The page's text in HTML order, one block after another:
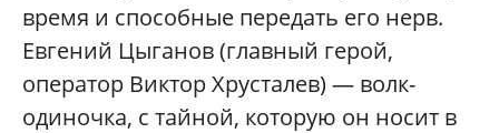
время и способные передать его нерв.
Евгений Цыганов (главный герой,
оператор Виктор Хрусталев) — волк-
одиночка, с тайной, которую он носит в